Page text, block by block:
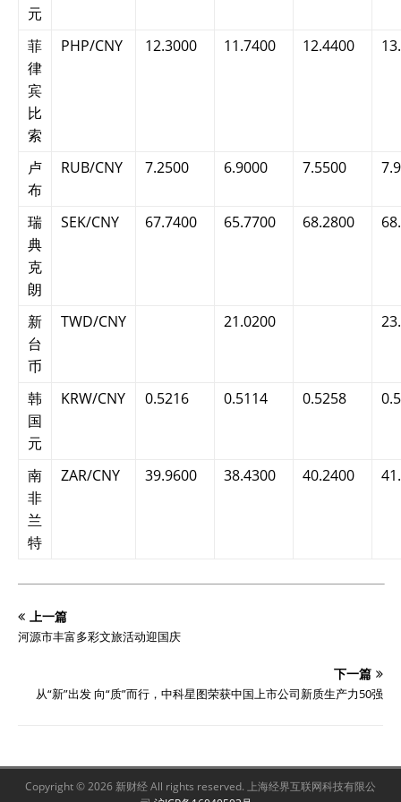
元
菲
律
宾
比
索
PHP/CNY 12.3000 11.7400 12.4400
卢
布
RUB/CNY 7.2500 6.9000 7.5500
瑞
典
克
朗
SEK/CNY 67.7400 65.7700 68.2800
新
台
币
TWD/CNY 21.0200
韩
国
元
KRW/CNY 0.5216 0.5114 0.5258
南
非
兰
特
ZAR/CNY 39.9600 38.4300 40.2400
上一篇
河源市丰富多彩文旅活动迎国庆
下一篇
从“新”出发 向“质”而行，中科星图荣获中国上市公司新质生产力50强
Copyright © 2026 新财经 All rights reserved. 上海经界互联网科技有限公